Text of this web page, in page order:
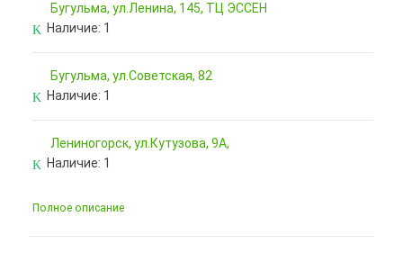
Бугульма, ул.Ленина, 145, ТЦ ЭССЕН
Наличие: 1
Бугульма, ул.Советская, 82
Наличие: 1
Лениногорск, ул.Кутузова, 9А,
Наличие: 1
Полное описание